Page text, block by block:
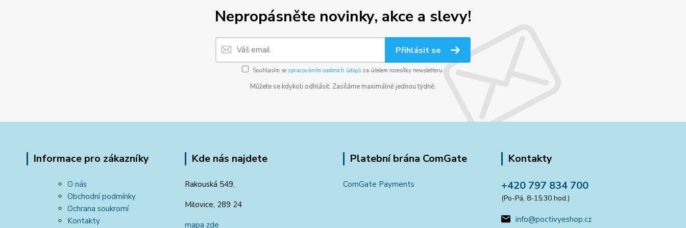
Nepropásněte novinky, akce a slevy!
Přihlásit se
Souhlasím se zpracováním osobních údajů za účelem rozesílky newsletteru.
Můžete se kdykoli odhlásit. Zasíláme maximálně jednou týdně.
Informace pro zákazníky
O nás
Obchodní podmínky
Ochrana soukromí
Kontakty
Kde nás najdete
Rakouská 549,
Milovice, 289 24
mapa zde
Platební brána ComGate
ComGate Payments
Kontakty
+420 797 834 700
(Po-Pá, 8-15:30 hod.)
info@poctivyeshop.cz